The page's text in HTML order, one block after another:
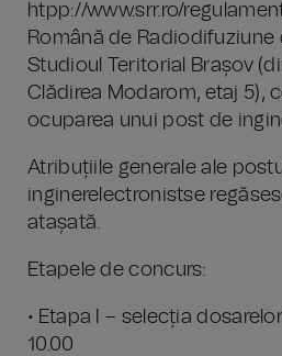
htpp://www.srr.ro/
Română de Radiodifuziune
Studioul Teritorial Brașov
Clădirea Modarom, etaj 5),
ocuparea unui post de
Atribuțiile generale ale
inginerelectronistse
atașată.
Etapele de concurs:
• Etapa I – selecția
10.00